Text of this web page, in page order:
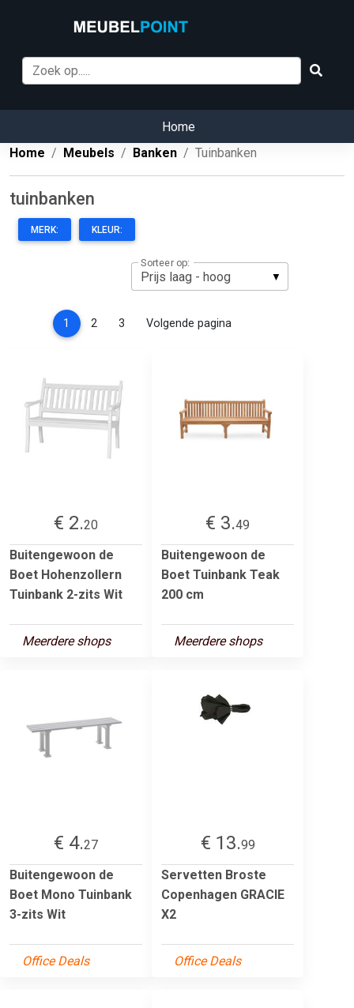
Home
Home
Meubels Banken Tuinbanken
tuinbanken
MERK: KLEUR:
Sorteer op:
1 (current)
2 3 Volgende pagina
€ 2.20
Buitengewoon de
Boet Hohenzollern
Tuinbank 2-zits Wit
Meerdere shops
€ 3.49
Buitengewoon de
Boet Tuinbank Teak
200 cm
Meerdere shops
€ 4.27
Buitengewoon de
Boet Mono Tuinbank
3-zits Wit
Office Deals
€ 13.99
Servetten Broste
Copenhagen GRACIE
X2
Office Deals